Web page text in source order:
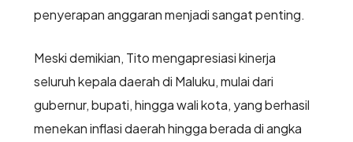
penyerapan anggaran menjadi sangat penting.
Meski demikian, Tito mengapresiasi kinerja
seluruh kepala daerah di Maluku, mulai dari
gubernur, bupati, hingga wali kota, yang berhasil
menekan inflasi daerah hingga berada di angka